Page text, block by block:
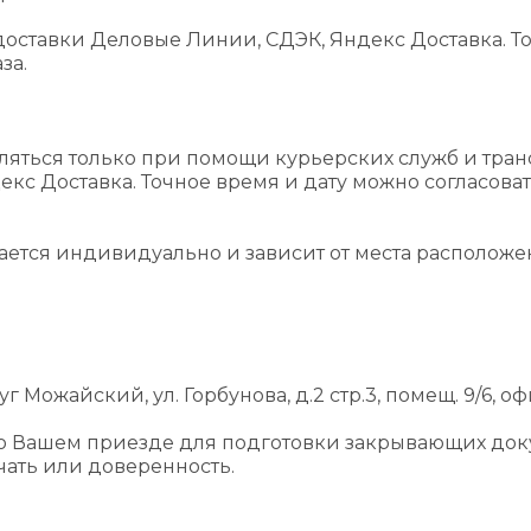
Деловые Линии, СДЭК, Яндекс Доставка.
только при помощи курьерских служб и
Доставка. Точное время и дату можно
индивидуально и зависит от места
Можайский, ул. Горбунова, д.2 стр.3, помещ. 9/6,
Вашем приезде для подготовки закрывающих
или доверенность.